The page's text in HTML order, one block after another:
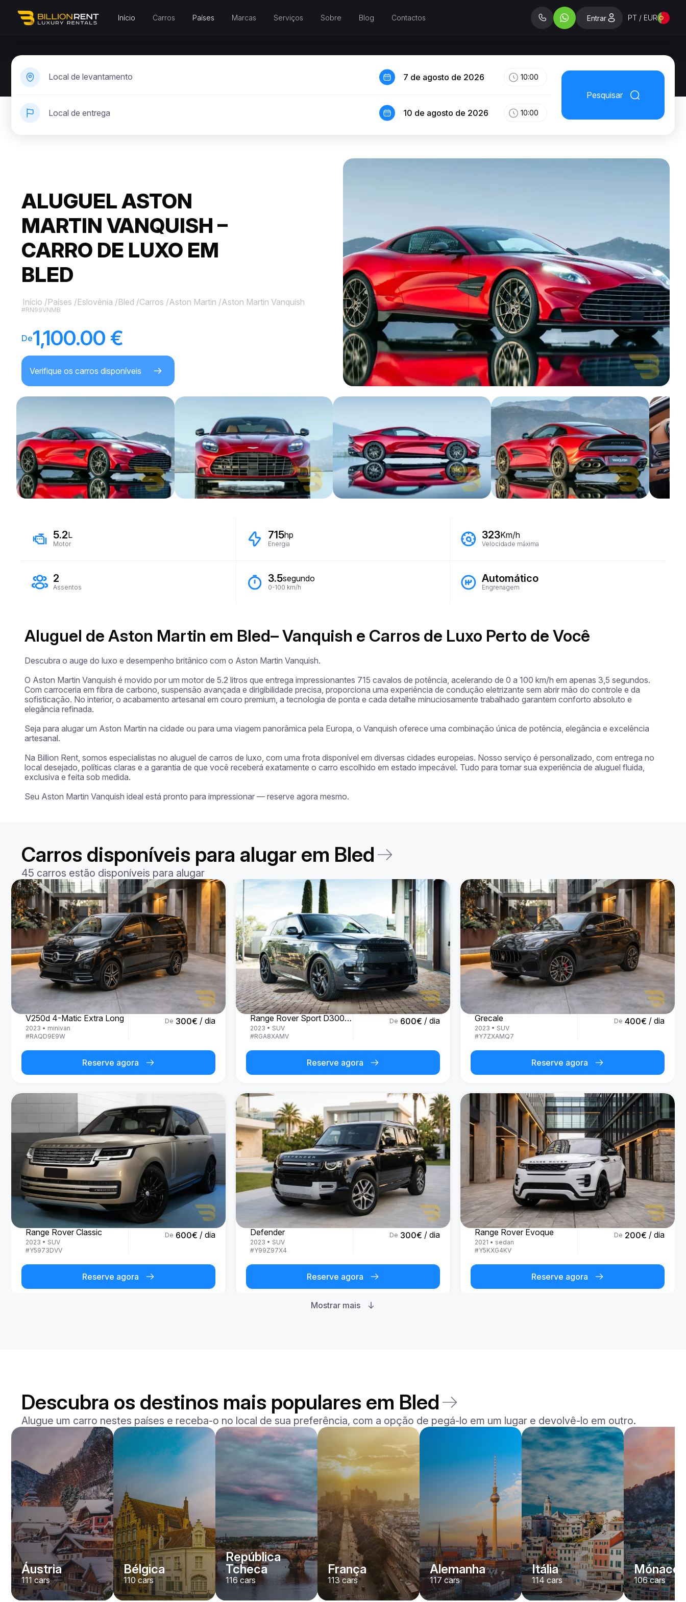
Início Carros Países Marcas Serviços Sobre Blog Contactos Entrar PT / EUR
Local de levantamento
Local de entrega
7 de agosto de 2026 10:00
10 de agosto de 2026 10:00
Pesquisar
ALUGUEL ASTON
MARTIN VANQUISH –
CARRO DE LUXO EM
BLED
Início /Países /Eslovênia /Bled /Carros /Aston Martin /Aston Martin Vanquish
#RN99VNMB
De1,100.00 €
Verifique os carros disponíveis
5.2L
Motor
715hp
Energia
323Km/h
Velocidade máxima
2
Assentos
3.5segundo
0-100 km/h
Automático
Engrenagem
Aluguel de Aston Martin em Bled– Vanquish e Carros de Luxo Perto de Você
Descubra o auge do luxo e desempenho britânico com o Aston Martin Vanquish.
O Aston Martin Vanquish é movido por um motor de 5.2 litros que entrega impressionantes 715 cavalos de potência, acelerando de 0 a 100 km/h em apenas 3,5 segundos.
Com carroceria em fibra de carbono, suspensão avançada e dirigibilidade precisa, proporciona uma experiência de condução eletrizante sem abrir mão do controle e da
sofisticação. No interior, o acabamento artesanal em couro premium, a tecnologia de ponta e cada detalhe minuciosamente trabalhado garantem conforto absoluto e
elegância refinada.
Seja para alugar um Aston Martin na cidade ou para uma viagem panorâmica pela Europa, o Vanquish oferece uma combinação única de potência, elegância e excelência
artesanal.
Na Billion Rent, somos especialistas no aluguel de carros de luxo, com uma frota disponível em diversas cidades europeias. Nosso serviço é personalizado, com entrega no
local desejado, políticas claras e a garantia de que você receberá exatamente o carro escolhido em estado impecável. Tudo para tornar sua experiência de aluguel fluida,
exclusiva e feita sob medida.
Seu Aston Martin Vanquish ideal está pronto para impressionar — reserve agora mesmo.
Carros disponíveis para alugar em Bled
45 carros estão disponíveis para alugar
Mercedes Benz
V250d 4-Matic Extra Long
2023 • minivan
#RAQD9E9W
De 300€ / dia
Reserve agora
Land Rover
Range Rover Sport D300 R-Dynamic SE
2023 • SUV
#RGA8XAMV
De 600€ / dia
Reserve agora
Grecale
2023 • SUV
#Y7ZXAMQ7
De 400€ / dia
Reserve agora
Land Rover
Range Rover Classic
2023 • SUV
#Y5973DVV
De 600€ / dia
Reserve agora
Land Rover
Defender
2023 • SUV
#Y99Z97X4
De 300€ / dia
Reserve agora
Land Rover
Range Rover Evoque
2021 • sedan
#Y5KXG4KV
De 200€ / dia
Reserve agora
#
Y8QE956N
De 400
Reserve agora
BMW
X7 xDrive40i M-Sport
2024•
YMX7G4EA
De 500
Reserve agora
2023•desporto, convertível
YK7ABNWD
De 1500
Reserve agora
Mostrar mais
Descubra os destinos mais populares em Bled
Alugue um carro nestes países e receba-o no local de sua preferência, com a opção de pegá-lo em um lugar e devolvê-lo em outro.
Áustria
111 cars
Bélgica
110cars
República
Tcheca
116cars
França
113cars
Alemanha
117 cars
Itália
114 cars
Mónaco
106cars